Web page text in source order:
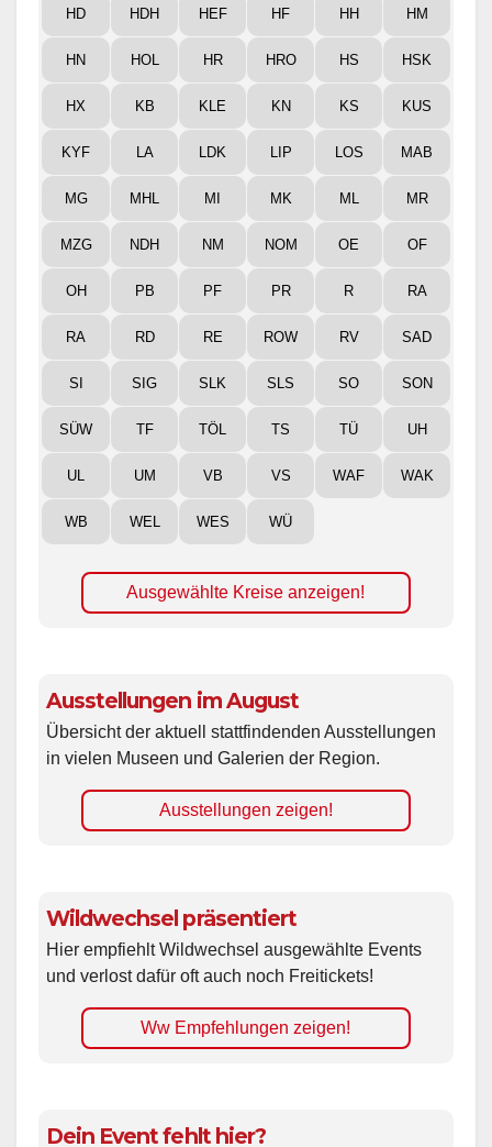
HD HDH HEF HF HH HM
HN HOL HR HRO HS HSK
HX KB KLE KN KS KUS
KYF LA LDK LIP LOS MAB
MG MHL MI MK ML MR
MZG NDH NM NOM OE OF
OH PB PF PR R RA
RA RD RE ROW RV SAD
SI SIG SLK SLS SO SON
SÜW TF TÖL TS TÜ UH
UL UM VB VS WAF WAK
WB WEL WES WÜ
Ausgewählte Kreise anzeigen!
Ausstellungen im August
Übersicht der aktuell stattfindenden Ausstellungen
in vielen Museen und Galerien der Region.
Ausstellungen zeigen!
Wildwechsel präsentiert
Hier empfiehlt Wildwechsel ausgewählte Events
und verlost dafür oft auch noch Freitickets!
Ww Empfehlungen zeigen!
Dein Event fehlt hier?